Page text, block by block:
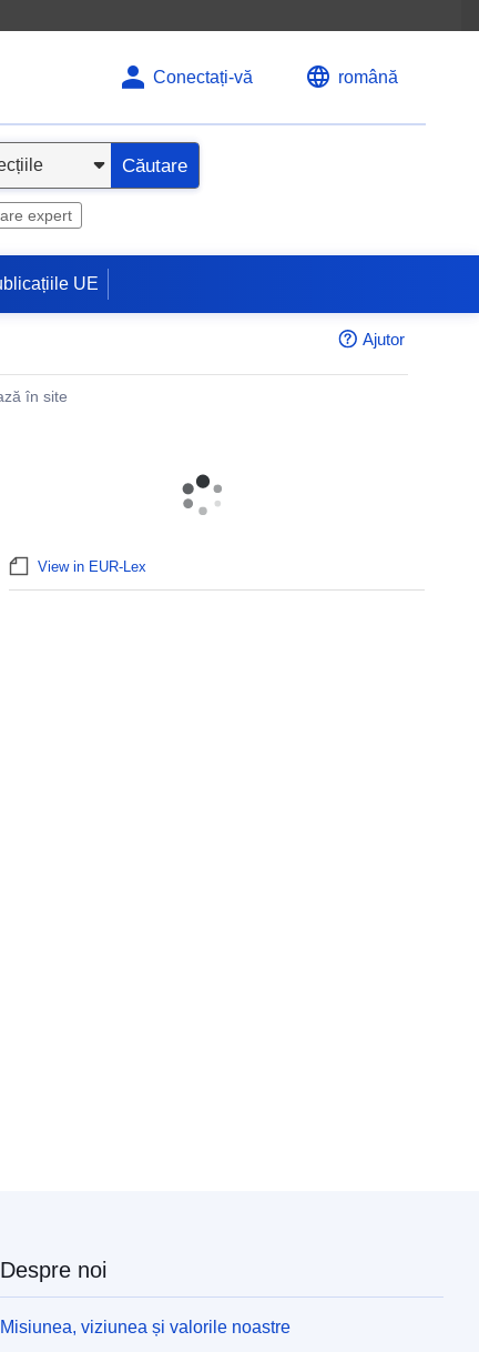
Conectați-vă română
Căutare
expert
UE
Ajutor
în site
View in EUR-Lex
Despre noi
Misiunea, viziunea și valorile noastre